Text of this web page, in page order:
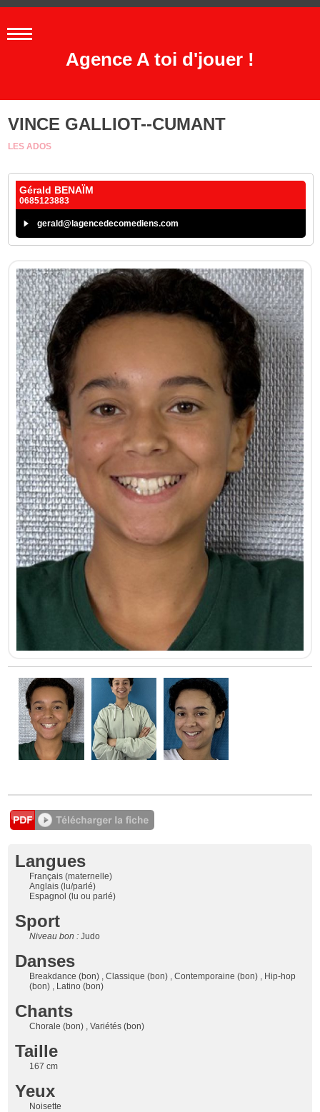
Agence A toi d'jouer !
VINCE GALLIOT--CUMANT
LES ADOS
Gérald BENAÏM
0685123883
gerald@lagencedecomediens.com
Langues
Français (maternelle)
Anglais (lu/parlé)
Espagnol (lu ou parlé)
Sport
Niveau bon :Judo
Danses
Breakdance (bon) , Classique (bon) , Contemporaine (bon) , Hip-hop
(bon) , Latino (bon)
Chants
Chorale (bon) , Variétés (bon)
Taille
167 cm
Yeux
Noisette